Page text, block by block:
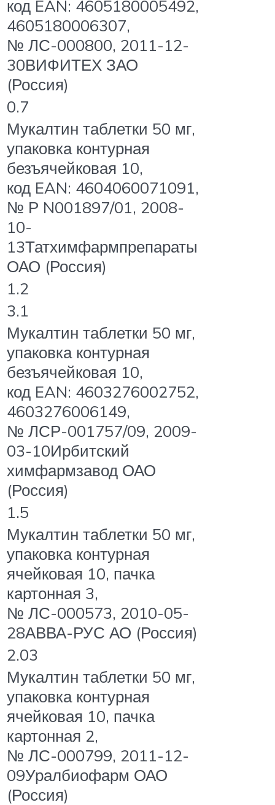
код EAN: 4605180005492,
4605180006307,
№ ЛС-000800, 2011-12-
30ВИФИТЕХ ЗАО
(Россия)
0.7
Мукалтин таблетки 50 мг,
упаковка контурная
безъячейковая 10,
код EAN: 4604060071091,
№ Р N001897/01, 2008-
10-
13Татхимфармпрепараты
ОАО (Россия)
1.2
3.1
Мукалтин таблетки 50 мг,
упаковка контурная
безъячейковая 10,
код EAN: 4603276002752,
4603276006149,
№ ЛСР-001757/09, 2009-
03-10Ирбитский
химфармзавод ОАО
(Россия)
1.5
Мукалтин таблетки 50 мг,
упаковка контурная
ячейковая 10, пачка
картонная 3,
№ ЛС-000573, 2010-05-
28АВВА-РУС АО (Россия)
2.03
Мукалтин таблетки 50 мг,
упаковка контурная
ячейковая 10, пачка
картонная 2,
№ ЛС-000799, 2011-12-
09Уралбиофарм ОАО
(Россия)